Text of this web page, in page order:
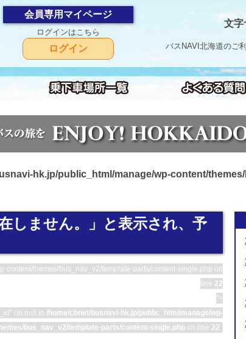
会員専用マイページ
ログインはこちら
ログイン
文字
バスNAVI北海道のご
hk.jp/public_html/manage/wp-content/
しません。」と表示され、予
content/themes/bus_nav_v2/template-parts/content-single.php on
line 22
">
on null in /home/cbnet/busnavi-hk.jp/public_html/manage/wp-
bus_nav_v2/template-parts/content-single.php on line 22